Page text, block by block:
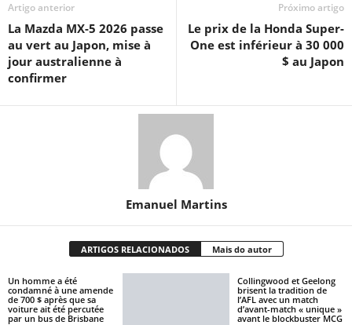
Artigo anterior
La Mazda MX-5 2026 passe
au vert au Japon, mise à
jour australienne à
confirmer
Próximo artigo
Le prix de la Honda Super-
One est inférieur à 30 000
$ au Japon
Emanuel Martins
ARTIGOS RELACIONADOS Mais do autor
Un homme a été
condamné à une amende
de 700 $ après que sa
voiture ait été percutée
par un bus de Brisbane
Collingwood et Geelong
brisent la tradition de
l’AFL avec un match
d’avant-match « unique »
avant le blockbuster MCG